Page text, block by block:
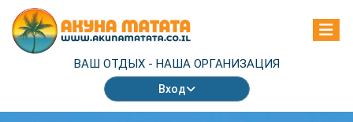
ВАШ ОТДЫХ - НАША ОРГАНИЗАЦИЯ
Вход